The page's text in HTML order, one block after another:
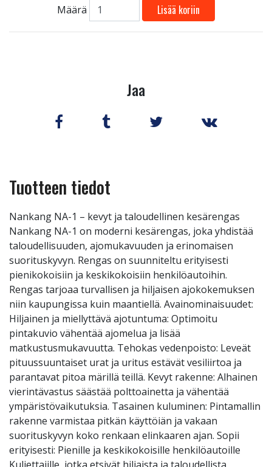
Määrä Lisää koriin
Jaa
Tuotteen tiedot
Nankang NA-1 – kevyt ja taloudellinen kesärengas
Nankang NA-1 on moderni kesärengas, joka yhdistää
taloudellisuuden, ajomukavuuden ja erinomaisen
suorituskyvyn. Rengas on suunniteltu erityisesti
pienikokoisiin ja keskikokoisiin henkilöautoihin.
Rengas tarjoaa turvallisen ja hiljaisen ajokokemuksen
niin kaupungissa kuin maantiellä. Avainominaisuudet:
Hiljainen ja miellyttävä ajotuntuma: Optimoitu
pintakuvio vähentää ajomelua ja lisää
matkustusmukavuutta. Tehokas vedenpoisto: Leveät
pituussuuntaiset urat ja uritus estävät vesiliirtoa ja
parantavat pitoa märillä teillä. Kevyt rakenne: Alhainen
vierintävastus säästää polttoainetta ja vähentää
ympäristövaikutuksia. Tasainen kuluminen: Pintamallin
rakenne varmistaa pitkän käyttöiän ja vakaan
suorituskyvyn koko renkaan elinkaaren ajan. Sopii
erityisesti: Pienille ja keskikokoisille henkilöautoille